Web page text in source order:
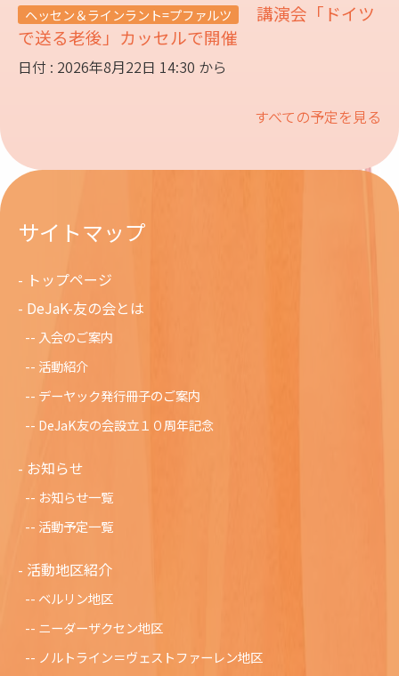
ヘッセン＆ラインラント=プファルツ
講演会「ドイツ
で送る老後」カッセルで開催
日付 : 2026年8月22日 14:30 から
すべての予定を見る
サイトマップ
トップページ
DeJaK-友の会とは
入会のご案内
活動紹介
デーヤック発行冊子のご案内
DeJaK友の会設立１０周年記念
お知らせ
お知らせ一覧
活動予定一覧
活動地区紹介
ベルリン地区
ニーダーザクセン地区
ノルトライン＝ヴェストファーレン地区